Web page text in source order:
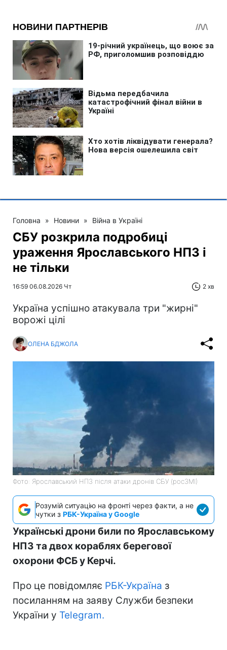
Головна » Новини » Війна в Україні
СБУ розкрила подробиці
ураження Ярославського НПЗ і
не тільки
16:59 06.08.2026 Чт 2 хв
Україна успішно атакувала три "жирні"
ворожі цілі
ОЛЕНА БДЖОЛА
Фото: Ярославський НПЗ після атаки дронів СБУ (росЗМІ)
Розумій ситуацію на фронті через факти, а не
чутки з РБК-Україна у Google
Українські дрони били по Ярославському
НПЗ та двох кораблях берегової
охорони ФСБ у Керчі.
Про це повідомляє РБК-Україна з
посиланням на заяву Служби безпеки
України у Telegram.